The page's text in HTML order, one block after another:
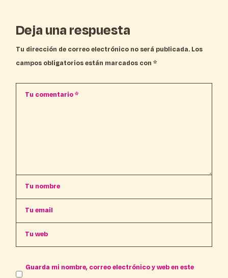
Deja una respuesta
Tu dirección de correo electrónico no será publicada. Los
campos obligatorios están marcados con*
Guarda mi nombre, correo electrónico y web en este